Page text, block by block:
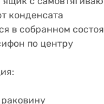
конденсата
в собранном
по центру